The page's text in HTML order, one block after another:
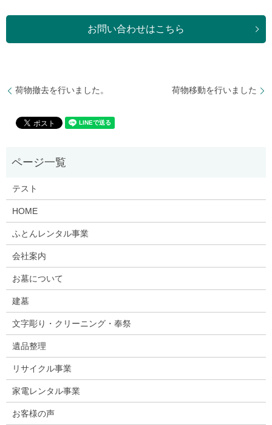
お問い合わせはこちら
荷物撤去を行いました。 荷物移動を行いました
テスト
HOME
ふとんレンタル事業
会社案内
お墓について
建墓
文字彫り・クリーニング・奉祭
遺品整理
リサイクル事業
家電レンタル事業
お客様の声